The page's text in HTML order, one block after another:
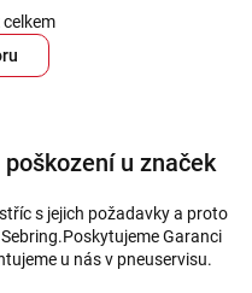
u značek
s jejich požadavky a proto
Garanci
u nás v pneuservisu.